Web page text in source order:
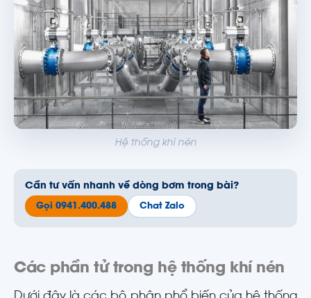
Hệ thống khí nén
Cần tư vấn nhanh về dòng bơm trong bài?
Gọi 0941.400.488 Chat Zalo
Các phần tử trong hệ thống khí nén